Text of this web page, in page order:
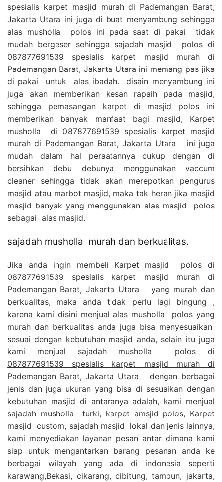
spesialis karpet masjid murah di Pademangan Barat,
Jakarta Utara ini juga di buat menyambung sehingga
alas musholla polos ini pada saat di pakai tidak
mudah bergeser sehingga sajadah masjid polos di
087877691539 spesialis karpet masjid murah di
Pademangan Barat, Jakarta Utara ini memang pas jika
di pakai untuk alas ibadah. disain menyambung ini
juga akan memberikan kesan rapaih pada masjid,
sehingga pemasangan karpet di masjid polos ini
memberikan banyak manfaat bagi masjid, Karpet
musholla di 087877691539 spesialis karpet masjid
murah di Pademangan Barat, Jakarta Utara ini juga
mudah dalam hal peraatannya cukup dengan di
bersihkan debu debunya menggunakan vaccum
cleaner sehingga tidak akan merepotkan pengurus
masjid atau marbot masjid, maka tak heran jika masjid
masjid banyak yang menggunakan alas masjid polos
sebagai alas masjid.
sajadah musholla murah dan berkualitas.
Jika anda ingin membeli Karpet masjid polos di
087877691539 spesialis karpet masjid murah di
Pademangan Barat, Jakarta Utara yang murah dan
berkualitas, maka anda tidak perlu lagi bingung ,
karena kami disini menjual alas musholla polos yang
murah dan berkualitas anda juga bisa menyesuaikan
sesuai dengan kebutuhan masjid anda, selain itu juga
kami menjual sajadah musholla polos di
087877691539 spesialis karpet masjid murah di
Pademangan Barat, Jakarta Utara
dengan berbagai
jenis dan juga ukuran yang bisa di sesuaikan dengan
kebutuhan masjid di antaranya adalah, kami menjual
sajadah musholla turki, karpet amsjid polos, Karpet
masjid custom, sajadah masjid lokal dan jenis lainnya,
kami menyediakan layanan pesan antar dimana kami
siap untuk mengantarkan barang pesanan anda ke
berbagai wilayah yang ada di indonesia seperti
karawang,Bekasi, cikarang, cibitung, tambun, jakarta,